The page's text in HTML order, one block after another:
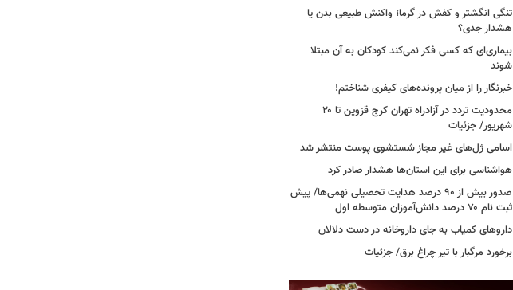
تنگی انگشتر و کفش در گرما؛ واکنش طبیعی بدن یا
هشدار جدی؟
بیماری‌ای که کسی فکر نمی‌کند کودکان به آن مبتلا
شوند
خبرنگار را از میان پرونده‌های کیفری شناختم!
محدودیت تردد در آزادراه تهران کرج قزوین تا ۲۰
شهریور/ جزئیات
اسامی ژل‌های غیر مجاز شستشوی پوست منتشر شد
هواشناسی برای این استان‌ها هشدار صادر کرد
صدور بیش از ۹۰ درصد هدایت تحصیلی نهمی‌ها/ پیش
ثبت نام ۷۰ درصد دانش‌آموزان متوسطه اول
داروهای کمیاب به جای داروخانه در دست دلالان
برخورد مرگبار با تیر چراغ برق/ جزئیات